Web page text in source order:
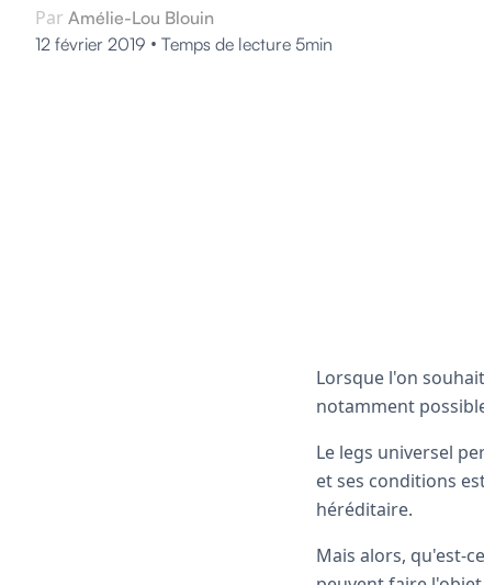
Par Amélie-Lou Blouin
12 février 2019 • Temps de lecture 5min
Lorsque l'on
notamment
Le legs universel
et ses conditions
héréditaire.
Mais alors, qu'est-